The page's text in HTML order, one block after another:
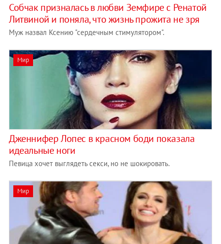
Собчак призналась в любви Земфире с Ренатой
Литвиной и поняла, что жизнь прожита не зря
Муж назвал Ксению "сердечным стимулятором".
Мир
Дженнифер Лопес в красном боди показала
идеальные ноги
Певица хочет выглядеть секси, но не шокировать.
Мир